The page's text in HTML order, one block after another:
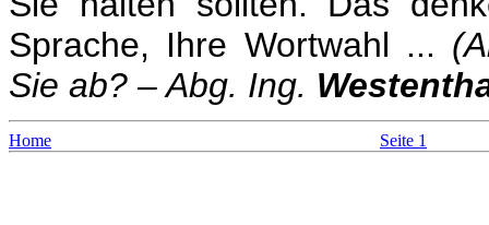
Sprache, Ihre Wortwahl ...
Sie ab? – Abg. Ing.
Home Seite 1